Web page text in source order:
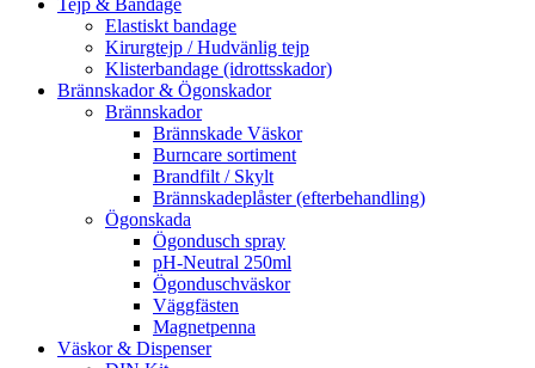
Tejp & Bandage
Elastiskt bandage
Kirurgtejp / Hudvänlig tejp
Klisterbandage (idrottsskador)
Brännskador & Ögonskador
Brännskador
Brännskade Väskor
Burncare sortiment
Brandfilt / Skylt
Brännskadeplåster (efterbehandling)
Ögonskada
Ögondusch spray
pH-Neutral 250ml
Ögonduschväskor
Väggfästen
Magnetpenna
Väskor & Dispenser